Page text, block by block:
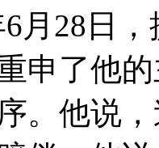
6月28日
申了他
。他说